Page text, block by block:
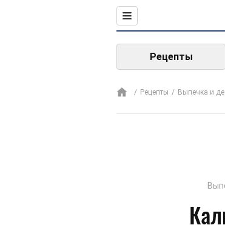
Рецепты
Рецепты Выпечка и